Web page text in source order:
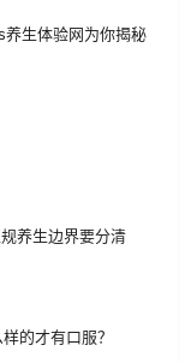
养生体验网为你揭秘
养生边界要分清
的才有口服？